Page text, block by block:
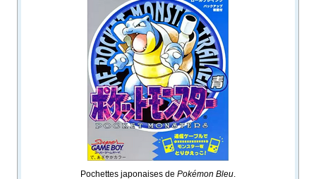
Pochettes japonaises de Pokémon Bleu